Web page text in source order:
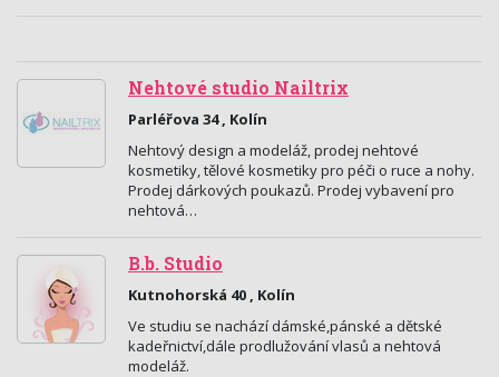
Nehtové studio Nailtrix
Parléřova 34 , Kolín
Nehtový design a modeláž, prodej nehtové
kosmetiky, tělové kosmetiky pro péči o ruce a nohy.
Prodej dárkových poukazů. Prodej vybavení pro
nehtová…
B.b. Studio
Kutnohorská 40 , Kolín
Ve studiu se nachází dámské,pánské a dětské
kadeřnictví,dále prodlužování vlasů a nehtová
modeláž.